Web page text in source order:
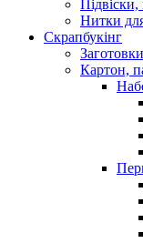
Нитки
Скрапбукінг
Картон,